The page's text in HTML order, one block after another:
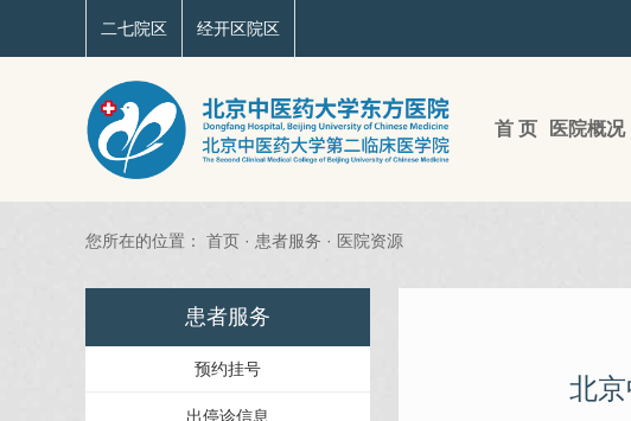
二七院区 经开区院区
首 页 医院概况
您所在的位置： 首页 · 患者服务 · 医院资源
患者服务
预约挂号
出停诊信息
北